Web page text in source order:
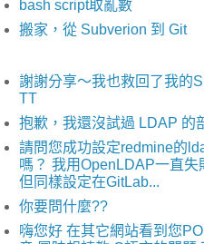
bash script取亂數
搬家，從 Subverion 到 Git
謝謝分享～我也救回了我的
TT
抱歉，我還沒試過 LDAP 的
請問您成功設定redmine的
嗎？ 我用OpenLDAP一直失
但同樣設定在GitLab...
你要問什麼??
嗨您好 在其它網站看到您